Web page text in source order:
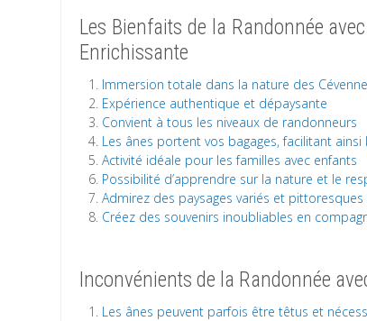
Les Bienfaits de la Randonnée
Enrichissante
Immersion totale dans la nature des
Expérience authentique et dépaysante
Convient à tous les niveaux de randonneurs
Les ânes portent vos bagages, facilitant ainsi
Activité idéale pour les familles avec enfants
Possibilité d’apprendre sur la nature et le
Admirez des paysages variés et
Créez des souvenirs inoubliables en
Inconvénients de la Randonnée
Les ânes peuvent parfois être têtus et